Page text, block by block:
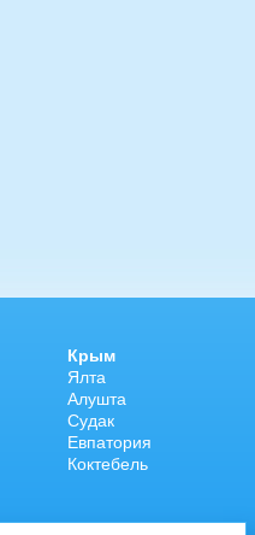
Крым
Ялта
Алушта
Судак
Евпатория
Коктебель